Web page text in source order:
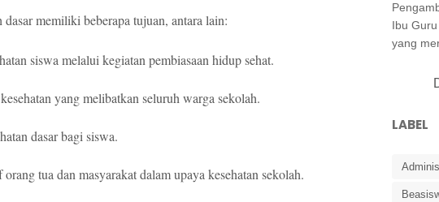
memiliki beberapa tujuan, antara lain:
siswa melalui kegiatan pembiasaan hidup sehat.
yang melibatkan seluruh warga sekolah.
dasar bagi siswa.
tua dan masyarakat dalam upaya kesehatan sekolah.
Ibu
yang
LABEL